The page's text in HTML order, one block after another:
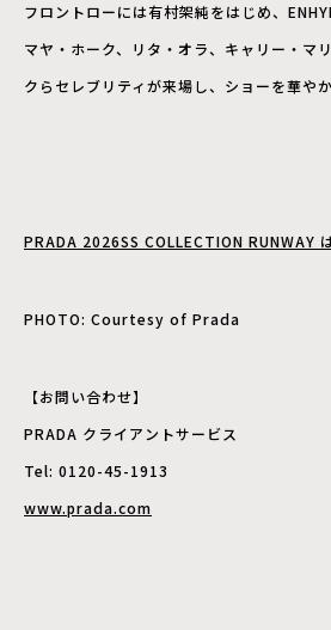
フロントローには有村架純をはじめ、
マヤ・ホーク、リタ・オラ、キャリー・マ
クらセレブリティが来場し、ショーを華やか
PRADA 2026SS COLLECTION RUNWAY
PHOTO: Courtesy of Prada
【お問い合わせ】
PRADA クライアントサービス
Tel: 0120-45-1913
www.prada.com